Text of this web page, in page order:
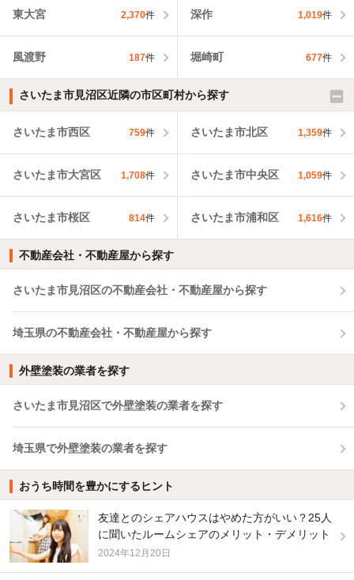
東大宮 2,370件 深作 1,019件
風渡野 187件 堀崎町 677件
さいたま市見沼区近隣の市区町村から探す
さいたま市西区 759件 さいたま市北区 1,359件
さいたま市大宮区 1,708件 さいたま市中央区 1,059件
さいたま市桜区 814件 さいたま市浦和区 1,616件
不動産会社・不動産屋から探す
さいたま市見沼区の不動産会社・不動産屋から探す
埼玉県の不動産会社・不動産屋から探す
外壁塗装の業者を探す
さいたま市見沼区で外壁塗装の業者を探す
埼玉県で外壁塗装の業者を探す
おうち時間を豊かにするヒント
友達とのシェアハウスはやめた方がいい？25人
に聞いたルームシェアのメリット・デメリット
2024年12月20日